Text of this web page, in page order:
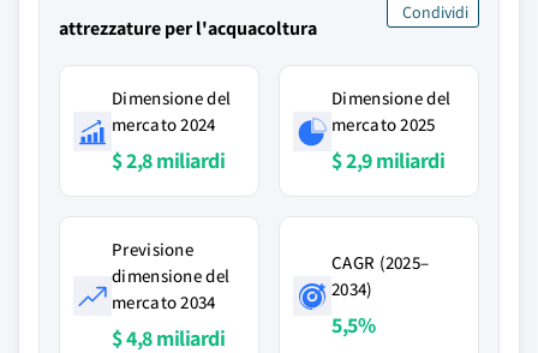
attrezzature per l'acquacoltura
Condividi
Dimensione del
mercato 2024
$ 2,8 miliardi
Dimensione del
mercato 2025
$ 2,9 miliardi
Previsione
dimensione del
mercato 2034
$ 4,8 miliardi
CAGR (2025–
2034)
5,5%